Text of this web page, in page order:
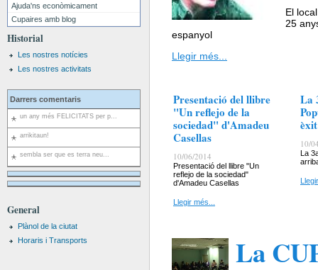
Ajuda'ns econòmicament
Cupaires amb blog
Historial
Les nostres notícies
Les nostres activitats
Darrers comentaris
un any més FELICITATS per p...
arrikitaun!
sembla ser que es terra neu...
General
Plànol de la ciutat
Horaris i Transports
El
25
espanyol
Llegir més...
Presentació del llibre
"Un reflejo de la
sociedad" d'Amadeu
Casellas
10/06/2014
Presentació del llibre "Un
reflejo de la sociedad"
d'Amadeu Casellas
Llegir més...
La
10/
La
La